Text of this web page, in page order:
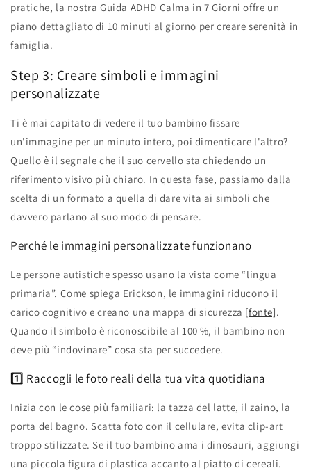
pratiche, la nostra Guida ADHD Calma in 7 Giorni offre un
piano dettagliato di 10 minuti al giorno per creare serenità in
famiglia.
Step 3: Creare simboli e immagini
personalizzate
Ti è mai capitato di vedere il tuo bambino fissare
un'immagine per un minuto intero, poi dimenticare l'altro?
Quello è il segnale che il suo cervello sta chiedendo un
riferimento visivo più chiaro. In questa fase, passiamo dalla
scelta di un formato a quella di dare vita ai simboli che
davvero parlano al suo modo di pensare.
Perché le immagini personalizzate funzionano
Le persone autistiche spesso usano la vista come “lingua
primaria”. Come spiega Erickson, le immagini riducono il
carico cognitivo e creano una mappa di sicurezza [fonte].
Quando il simbolo è riconoscibile al 100 %, il bambino non
deve più “indovinare” cosa sta per succedere.
1️⃣ Raccogli le foto reali della tua vita quotidiana
Inizia con le cose più familiari: la tazza del latte, il zaino, la
porta del bagno. Scatta foto con il cellulare, evita clip‑art
troppo stilizzate. Se il tuo bambino ama i dinosauri, aggiungi
una piccola figura di plastica accanto al piatto di cereali.